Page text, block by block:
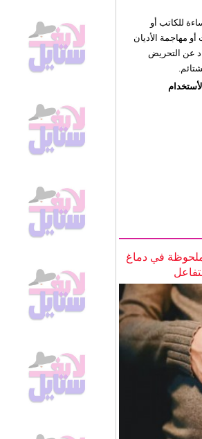
للكاتب أو
مهاجمة الأديان
عن التحريض
في دماغ